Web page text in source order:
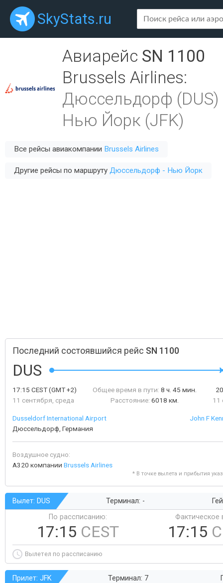
SkyStats.ru
Авиарейс SN 1100
Brussels Airlines:
Дюссельдорф (DUS)
Нью Йорк (JFK)
Все рейсы авиакомпании Brussels Airlines
Другие рейсы по маршруту Дюссельдорф - Нью Йорк
Последний состоявшийся рейс SN 1100
DUS
17:15 CEST(GMT +2)
11 сентября, среда
Общее время в пути: 8 ч. 45 мин.
Расстояние: 6018 км.
11
Dusseldorf International Airport
Дюссельдорф, Германия
John F
Воздушное судно:
A320 компании Brussels Airlines
* В точке вылета и прибытия
Вылет: DUS Терминал: -
По рассписанию:
17:15 CEST
Фактическое
17:15
Вылетел по рассписанию
Прилет: JFK Терминал: 7